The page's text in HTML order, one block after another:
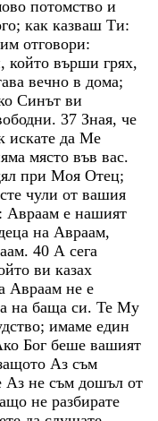
потомство и
; как казваш Ти:
им отговори:
, който върши грях,
вечно в дома;
Синът ви
. 37 Зная, че
искате да Ме
място във вас.
при Моя Отец;
сте чули от вашия
: Авраам е нашият
на Авраам,
. 40 А сега
ви казах
Авраам не е
на баща си. Те Му
; имаме един
Бог беше вашият
Аз съм
Аз не съм дошъл от
не разбирате